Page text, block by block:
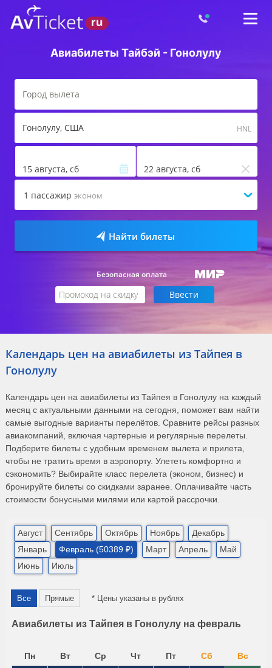
Авиабилеты Тайбэй - Гонолулу
Гонолулу, США HNL
15 августа, сб 22 августа, сб
1 пассажир эконом
Найти билеты
Безопасная оплата
Календарь цен на авиабилеты из Тайпея в
Гонолулу
Календарь цен на авиабилеты из Тайпея в Гонолулу на каждый
месяц с актуальными данными на сегодня, поможет вам найти
самые выгодные варианты перелётов. Сравните рейсы разных
авиакомпаний, включая чартерные и регулярные перелеты.
Подберите билеты с удобным временем вылета и прилета,
чтобы не тратить время в аэропорту. Улететь комфортно и
сэкономить? Выбирайте класс перелета (эконом, бизнес) и
бронируйте билеты со скидками заранее. Оплачивайте часть
стоимости бонусными милями или картой рассрочки.
Август Сентябрь Октябрь Ноябрь
Декабрь
Январь
Февраль (50389 ₽) Март Апрель
Май
Июнь
Июль
Все Прямые * Цены указаны в рублях
Авиабилеты из Тайпея в Гонолулу на февраль
Пн Вт Ср Чт Пт Сб Вс